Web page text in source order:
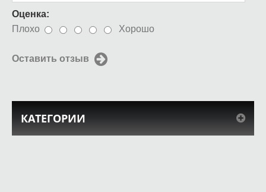
Оценка:
Плохо
Хорошо
Оставить отзыв
КАТЕГОРИИ